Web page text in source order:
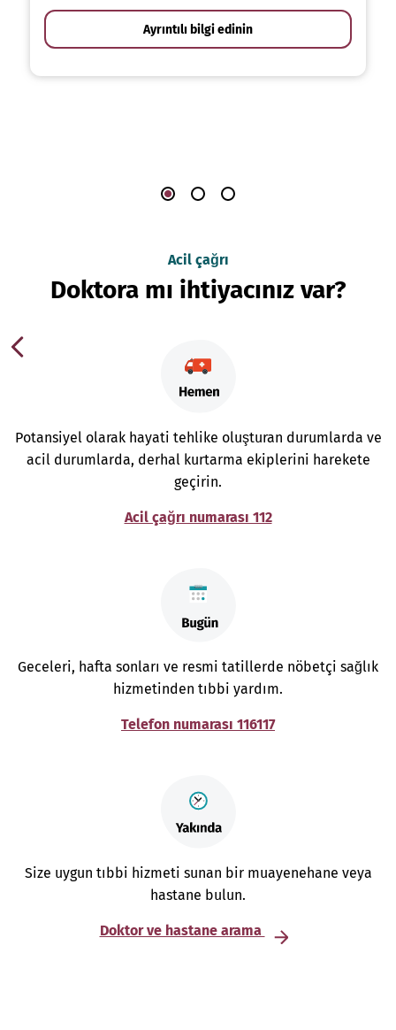
Ayrıntılı bilgi edinin
Acil çağrı
Doktora mı ihtiyacınız var?
Potansiyel olarak hayati tehlike oluşturan durumlarda ve
acil durumlarda, derhal kurtarma ekiplerini harekete
geçirin.
Acil çağrı numarası 112
Geceleri, hafta sonları ve resmi tatillerde nöbetçi sağlık
hizmetinden tıbbi yardım.
Telefon numarası 116117
Size uygun tıbbi hizmeti sunan bir muayenehane veya
hastane bulun.
Doktor ve hastane arama